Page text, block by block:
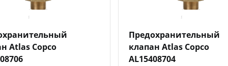
Atlas Copco
Предохранительный
клапан Atlas Copco
AL15408704